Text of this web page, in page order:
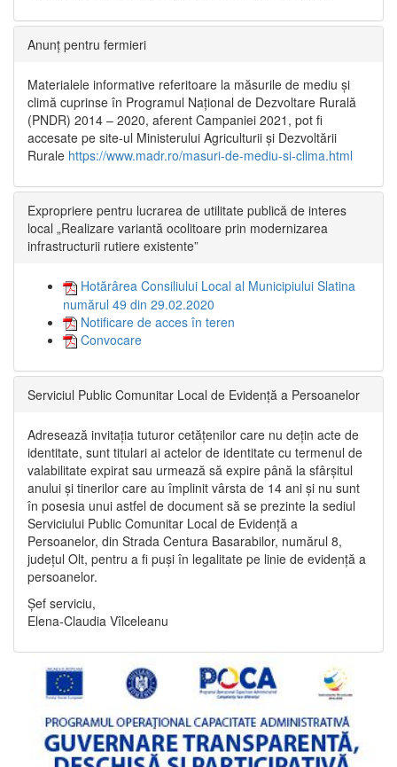
Anunț pentru fermieri
Materialele informative referitoare la măsurile de mediu și
climă cuprinse în Programul Național de Dezvoltare Rurală
(PNDR) 2014 – 2020, aferent Campaniei 2021, pot fi
accesate pe site-ul Ministerului Agriculturii și Dezvoltării
Rurale https://www.madr.ro/masuri-de-mediu-si-clima.html
Expropriere pentru lucrarea de utilitate publică de interes
local „Realizare variantă ocolitoare prin modernizarea
infrastructurii rutiere existente”
Hotărârea Consiliului Local al Municipiului Slatina
numărul 49 din 29.02.2020
Notificare de acces în teren
Convocare
Serviciul Public Comunitar Local de Evidență a Persoanelor
Adresează invitația tuturor cetățenilor care nu dețin acte de
identitate, sunt titulari ai actelor de identitate cu termenul de
valabilitate expirat sau urmează să expire până la sfârșitul
anului și tinerilor care au împlinit vârsta de 14 ani și nu sunt
în posesia unui astfel de document să se prezinte la sediul
Serviciului Public Comunitar Local de Evidență a
Persoanelor, din Strada Centura Basarabilor, numărul 8,
județul Olt, pentru a fi puși în legalitate pe linie de evidență a
persoanelor.
Șef serviciu,
Elena-Claudia Vîlceleanu